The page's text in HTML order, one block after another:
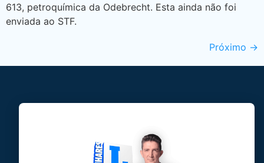
613, petroquímica da Odebrecht. Esta ainda não foi
enviada ao STF.
Próximo →
Jose Linhares Jr é maranhense.